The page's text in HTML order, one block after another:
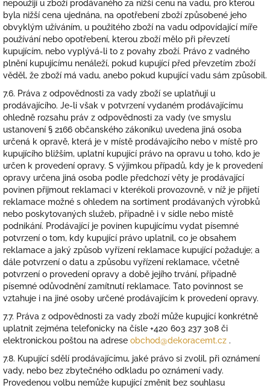
nepoužijí u zboží prodávaného za nižší cenu na vadu, pro kterou
byla nižší cena ujednána, na opotřebení zboží způsobené jeho
obvyklým užíváním, u použitého zboží na vadu odpovídající míře
používání nebo opotřebení, kterou zboží mělo při převzetí
kupujícím, nebo vyplývá-li to z povahy zboží. Právo z vadného
plnění kupujícímu nenáleží, pokud kupující před převzetím zboží
věděl, že zboží má vadu, anebo pokud kupující vadu sám způsobil.
7.6. Práva z odpovědnosti za vady zboží se uplatňují u
prodávajícího. Je-li však v potvrzení vydaném prodávajícímu
ohledně rozsahu práv z odpovědnosti za vady (ve smyslu
ustanovení § 2166 občanského zákoníku) uvedena jiná osoba
určená k opravě, která je v místě prodávajícího nebo v místě pro
kupujícího bližším, uplatní kupující právo na opravu u toho, kdo je
určen k provedení opravy. S výjimkou případů, kdy je k provedení
opravy určena jiná osoba podle předchozí věty je prodávající
povinen přijmout reklamaci v kterékoli provozovně, v níž je přijetí
reklamace možné s ohledem na sortiment prodávaných výrobků
nebo poskytovaných služeb, případně i v sídle nebo místě
podnikání. Prodávající je povinen kupujícímu vydat písemné
potvrzení o tom, kdy kupující právo uplatnil, co je obsahem
reklamace a jaký způsob vyřízení reklamace kupující požaduje; a
dále potvrzení o datu a způsobu vyřízení reklamace, včetně
potvrzení o provedení opravy a době jejího trvání, případně
písemné odůvodnění zamítnutí reklamace. Tato povinnost se
vztahuje i na jiné osoby určené prodávajícím k provedení opravy.
7.7. Práva z odpovědnosti za vady zboží může kupující konkrétně
uplatnit zejména telefonicky na čísle +420 603 237 308 či
elektronickou poštou na adrese obchod@dekoracemt.cz .
7.8. Kupující sdělí prodávajícímu, jaké právo si zvolil, při oznámení
vady, nebo bez zbytečného odkladu po oznámení vady.
Provedenou volbu nemůže kupující změnit bez souhlasu